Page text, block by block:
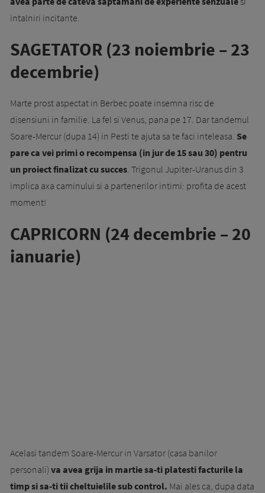
intalniri incitante.
SAGETATOR (23 noiembrie – 23
decembrie)
Marte prost aspectat in Berbec poate insemna risc de
disensiuni in familie. La fel si Venus, pana pe 17. Dar tandemul
Soare-Mercur (dupa 14) in Pesti te ajuta sa te faci inteleasa. Se
pare ca vei primi o recompensa (in jur de 15 sau 30) pentru
un proiect finalizat cu succes. Trigonul Jupiter-Uranus din 3
implica axa caminului si a partenerilor intimi: profita de acest
moment!
CAPRICORN (24 decembrie – 20
ianuarie)
Acelasi tandem Soare-Mercur in Varsator (casa banilor
personali) va avea grija in martie sa-ti platesti facturile la
timp si sa-ti tii cheltuielile sub control. Mai ales ca, dupa data